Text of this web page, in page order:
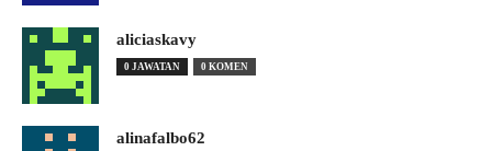
aliciaskavy
0 JAWATAN 0 KOMEN
alinafalbo62